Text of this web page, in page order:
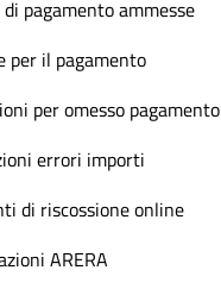
pagamento ammesse
per il pagamento
per omesso pagamento
errori importi
di riscossione online
ARERA